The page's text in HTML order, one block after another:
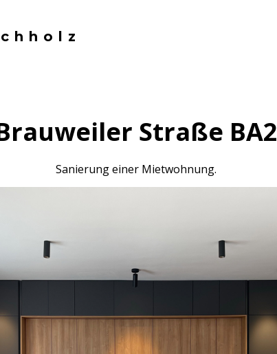
Straße BA2
Sanierung einer Mietwohnung.